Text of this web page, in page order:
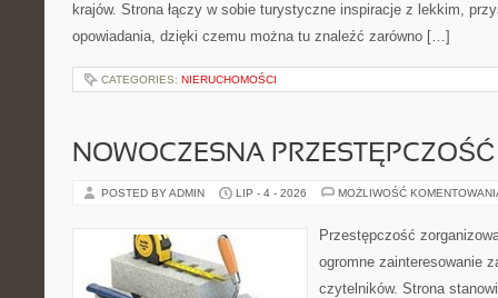
krajów. Strona łączy w sobie turystyczne inspiracje z lekkim,
opowiadania, dzięki czemu można tu znaleźć zarówno […]
CATEGORIES: NIERUCHOMOŚCI
NOWOCZESNA PRZESTĘPCZOŚĆ
POSTED BY ADMIN LIP - 4 - 2026 MOŻLIWOŚĆ
Przestępczość
ogromne zainteresowanie
czytelników. Strona